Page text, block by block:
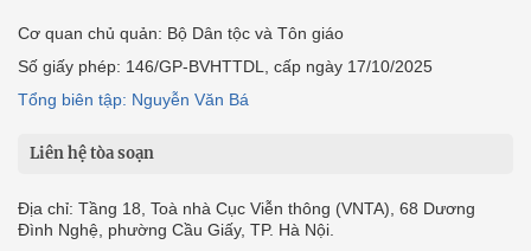
Cơ quan chủ quản: Bộ Dân tộc và Tôn giáo
Số giấy phép: 146/GP-BVHTTDL, cấp ngày 17/10/2025
Tổng biên tập: Nguyễn Văn Bá
Liên hệ tòa soạn
Địa chỉ: Tầng 18, Toà nhà Cục Viễn thông (VNTA), 68 Dương
Đình Nghệ, phường Cầu Giấy, TP. Hà Nội.